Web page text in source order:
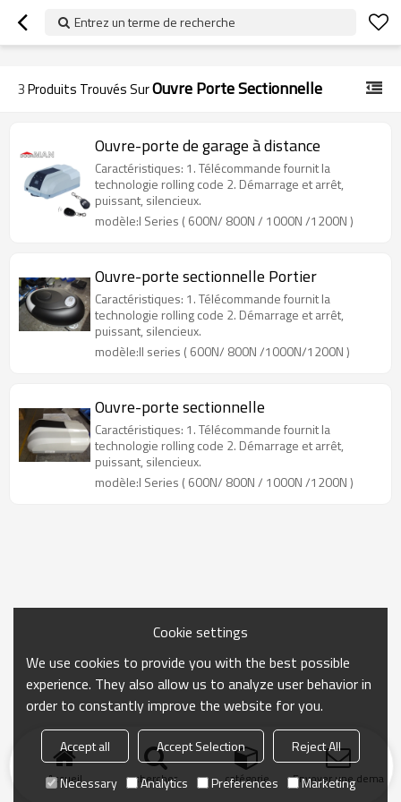
googlea70fe95786458a77.html
Entrez un terme de recherche
3Produits Trouvés SurOuvre Porte Sectionnelle
Ouvre-porte de garage à distance
Caractéristiques: 1. Télécommande fournit la
technologie rolling code 2. Démarrage et arrêt,
puissant, silencieux.
modèle:I Series ( 600N/ 800N / 1000N /1200N )
Ouvre-porte sectionnelle Portier
Caractéristiques: 1. Télécommande fournit la
technologie rolling code 2. Démarrage et arrêt,
puissant, silencieux.
modèle:II series ( 600N/ 800N /1000N/1200N )
Ouvre-porte sectionnelle
Caractéristiques: 1. Télécommande fournit la
technologie rolling code 2. Démarrage et arrêt,
puissant, silencieux.
modèle:I Series ( 600N/ 800N / 1000N /1200N )
Accueil chercher catégorie Envoyer une
Cookie settings
We use cookies to provide you with the best possible
experience. They also allow us to analyze user behavior in
order to constantly improve the website for you.
Accept all Accept Selection
Reject All
Necessary
Analytics Preferences Marketing